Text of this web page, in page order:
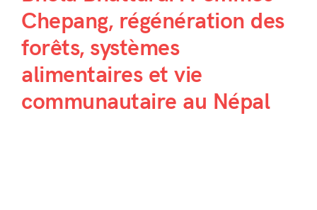
Chepang, régénération des
forêts, systèmes
alimentaires et vie
communautaire au Népal